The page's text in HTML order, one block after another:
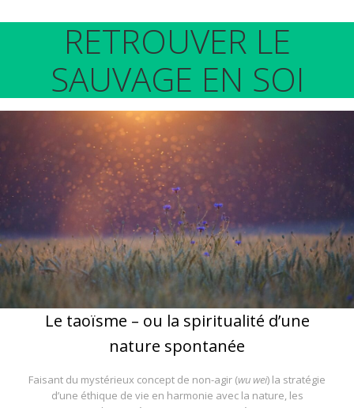
RETROUVER LE
SAUVAGE EN SOI
Le taoïsme – ou la spiritualité d’une
nature spontanée
Faisant du mystérieux concept de non-agir (wu wei) la stratégie
d’une éthique de vie en harmonie avec la nature, les